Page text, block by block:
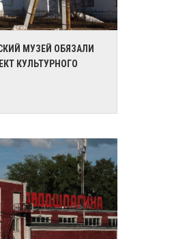
МУЗЕЙ ОБЯЗАЛИ
КУЛЬТУРНОГО